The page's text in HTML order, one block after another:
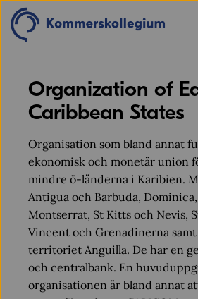
Organization of
Caribbean States
Organisation som bland annat
ekonomisk och monetär union
mindre ö-länderna i Karibien.
Antigua och Barbuda,
Montserrat, St Kitts och Nevis,
Vincent och Grenadinerna
territoriet Anguilla. De har en
och centralbank. En
organisationen är bland annat